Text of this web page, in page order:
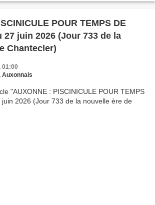
POUR TEMPS DE
27 juin 2026 (Jour 733 de la
Chantecler)
01:00
Auxonnais